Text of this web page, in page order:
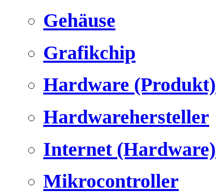
Gehäuse
Grafikchip
Hardware (Produkt)
Hardwarehersteller
Internet (Hardware)
Mikrocontroller